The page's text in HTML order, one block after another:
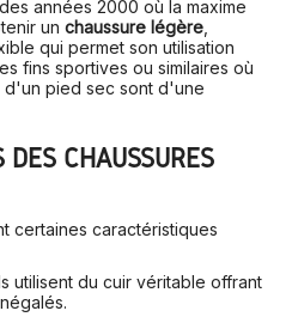
années 2000 où la maxime
un chaussure légère,
qui permet son utilisation
fins sportives ou similaires où
pied sec sont d'une
DES CHAUSSURES
certaines caractéristiques
utilisent du cuir véritable offrant